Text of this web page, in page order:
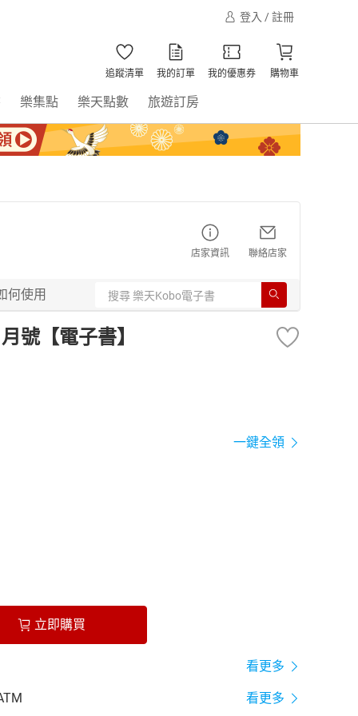
登入 / 註冊
追蹤清單 我的訂單 我的優惠券 購物車
樂集點 樂天點數 旅遊訂房
店家資訊 聯絡店家
何使用
號【電子書】
一鍵全領
立即購買
看更多
看更多